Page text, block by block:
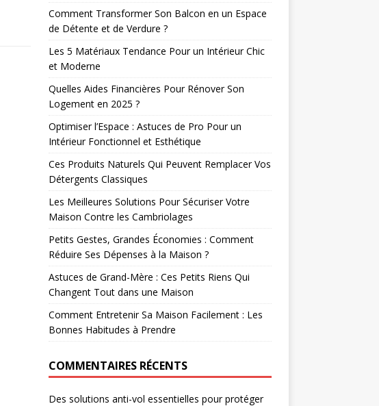
Comment Transformer Son Balcon en un Espace
de Détente et de Verdure ?
Les 5 Matériaux Tendance Pour un Intérieur Chic
et Moderne
Quelles Aides Financières Pour Rénover Son
Logement en 2025 ?
Optimiser l’Espace : Astuces de Pro Pour un
Intérieur Fonctionnel et Esthétique
Ces Produits Naturels Qui Peuvent Remplacer Vos
Détergents Classiques
Les Meilleures Solutions Pour Sécuriser Votre
Maison Contre les Cambriolages
Petits Gestes, Grandes Économies : Comment
Réduire Ses Dépenses à la Maison ?
Astuces de Grand-Mère : Ces Petits Riens Qui
Changent Tout dans une Maison
Comment Entretenir Sa Maison Facilement : Les
Bonnes Habitudes à Prendre
COMMENTAIRES RÉCENTS
Des solutions anti-vol essentielles pour protéger